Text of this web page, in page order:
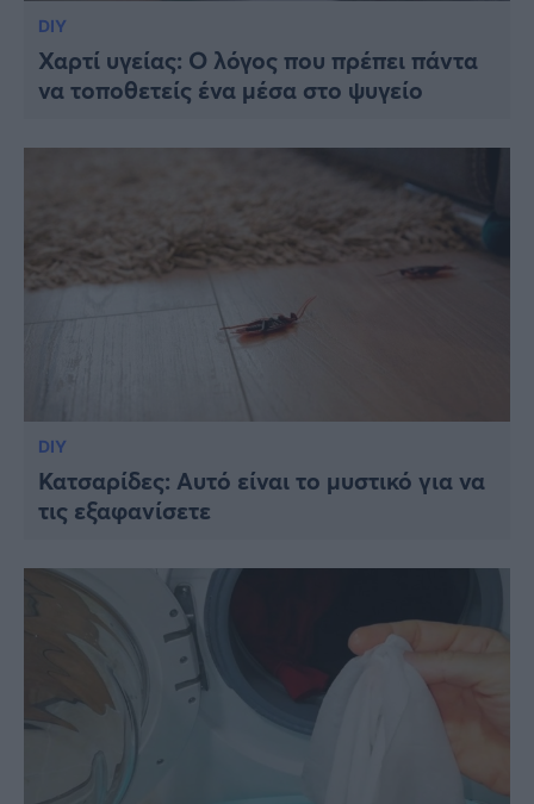
DIY
Χαρτί υγείας: Ο λόγος που πρέπει πάντα
να τοποθετείς ένα μέσα στο ψυγείο
DIY
Κατσαρίδες: Αυτό είναι το μυστικό για να
τις εξαφανίσετε